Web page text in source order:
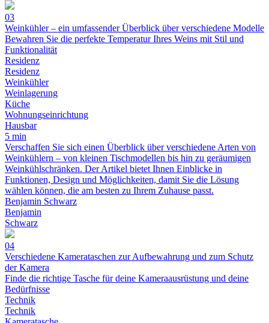
03
Weinkühler – ein umfassender Überblick über verschiedene Modelle
Bewahren Sie die perfekte Temperatur Ihres Weins mit Stil und
Funktionalität
Residenz
Residenz
Weinkühler
Weinlagerung
Küche
Wohnungseinrichtung
Hausbar
5 min
Verschaffen Sie sich einen Überblick über verschiedene Arten von
Weinkühlern – von kleinen Tischmodellen bis hin zu geräumigen
Weinkühlschränken. Der Artikel bietet Ihnen Einblicke in
Funktionen, Design und Möglichkeiten, damit Sie die Lösung
wählen können, die am besten zu Ihrem Zuhause passt.
Benjamin Schwarz
Benjamin
Schwarz
04
Verschiedene Kamerataschen zur Aufbewahrung und zum Schutz
der Kamera
Finde die richtige Tasche für deine Kameraausrüstung und deine
Bedürfnisse
Technik
Technik